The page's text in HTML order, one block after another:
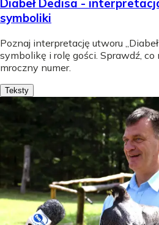
Diabeł Dedisa -
symboliki
Poznaj interpretację utworu
symbolikę i rolę gości. Sprawdź,
mroczny numer.
Teksty